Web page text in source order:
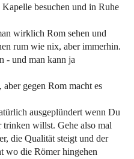
besuchen und in Ruhe
wirklich Rom sehen und
rum wie nix, aber immerhin.
- und man kann ja
gegen Rom macht es
ausgeplündert wenn Du
trinken willst. Gehe also mal
die Qualität steigt und der
wo die Römer hingehen